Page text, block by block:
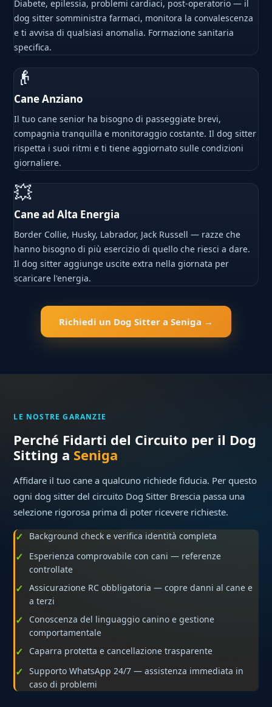
Diabete, epilessia, problemi cardiaci, post-operatorio — il
dog sitter somministra farmaci, monitora la convalescenza
e ti avvisa di qualsiasi anomalia. Formazione sanitaria
specifica.
👴
Cane Anziano
Il tuo cane senior ha bisogno di passeggiate brevi,
compagnia tranquilla e monitoraggio costante. Il dog sitter
rispetta i suoi ritmi e ti tiene aggiornato sulle condizioni
giornaliere.
💥
Cane ad Alta Energia
Border Collie, Husky, Labrador, Jack Russell — razze che
hanno bisogno di più esercizio di quello che riesci a dare.
Il dog sitter aggiunge uscite extra nella giornata per
scaricare l'energia.
Richiedi un Dog Sitter a Seniga →
LE NOSTRE GARANZIE
Perché Fidarti del Circuito per il Dog
Sitting a Seniga
Affidare il tuo cane a qualcuno richiede fiducia. Per questo
ogni dog sitter del circuito Dog Sitter Brescia passa una
selezione rigorosa prima di poter ricevere richieste.
Background check e verifica identità completa
Esperienza comprovabile con cani — referenze
controllate
Assicurazione RC obbligatoria — copre danni al cane e
a terzi
Conoscenza del linguaggio canino e gestione
comportamentale
Caparra protetta e cancellazione trasparente
Supporto WhatsApp 24/7 — assistenza immediata in
caso di problemi